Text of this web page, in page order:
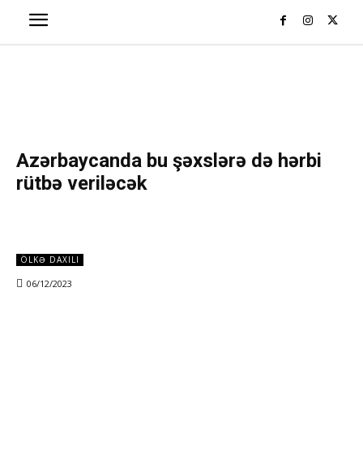
Azərbaycanda bu şəxslərə də hərbi
rütbə veriləcək
ÖLKƏ DAXILI
06/12/2023